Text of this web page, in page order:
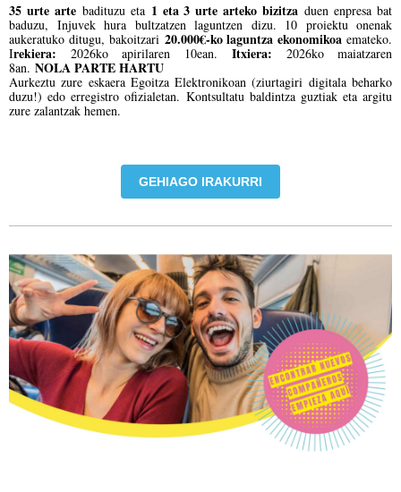
35 urte artebadituzu eta 1 eta 3 urte arteko bizitza duen enpresa bat
baduzu, Injuvek hura bultzatzen laguntzen dizu. 10 proiektu onenak
aukeratuko ditugu, bakoitzari 20.000€-ko laguntza ekonomikoa emateko.
Irekiera: 2026ko apirilaren 10ean. Itxiera: 2026ko maiatzaren
8an. NOLA PARTE HARTU
Aurkeztu zure eskaera Egoitza Elektronikoan (ziurtagiri digitala beharko
duzu!) edo erregistro ofizialetan. Kontsultatu baldintza guztiak eta argitu
zure zalantzak hemen.
GEHIAGO IRAKURRI